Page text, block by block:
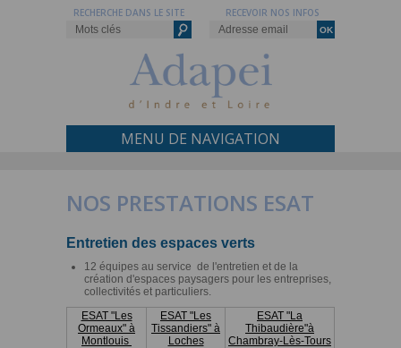
RECEVOIR NOS INFOS
RECHERCHE DANS LE SITE
MENU DE NAVIGATION
NOS PRESTATIONS ESAT
Entretien des espaces verts
12 équipes au service de l'entretien et de la
création d'espaces paysagers pour les entreprises,
collectivités et particuliers.
ESAT "Les
Ormeaux" à
Montlouis
ESAT "Les
Tissandiers" à
Loches
ESAT "La
Thibaudière"à
Chambray-Lès-Tours